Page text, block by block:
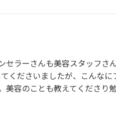
セラーさんも美容スタッフ
くださいましたが、こんな
美容のことも教えてくださり